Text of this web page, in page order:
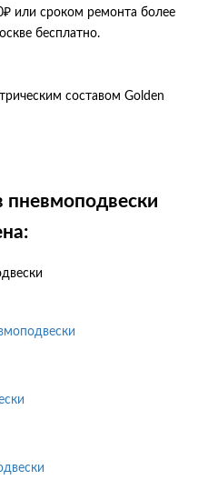
или сроком ремонта более
бесплатно.
составом Golden
пневмоподвески